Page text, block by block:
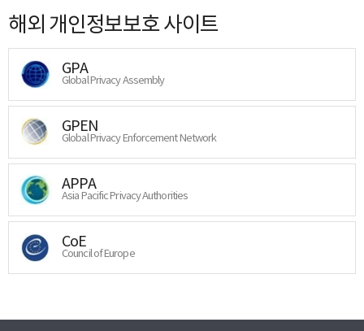
해외 개인정보보호 사이트
GPA
Global Privacy Assembly
GPEN
Global Privacy Enforcement Network
APPA
Asia Pacific Privacy Authorities
CoE
Council of Europe